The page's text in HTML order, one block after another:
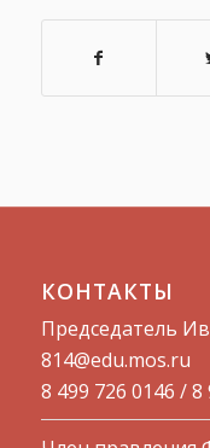
КОНТАКТЫ
Председатель
814@edu.mos.ru​
8 499 726 0146 / 8